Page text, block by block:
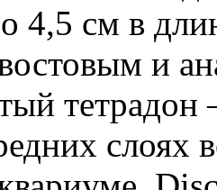
4,5 см в
и
слоях